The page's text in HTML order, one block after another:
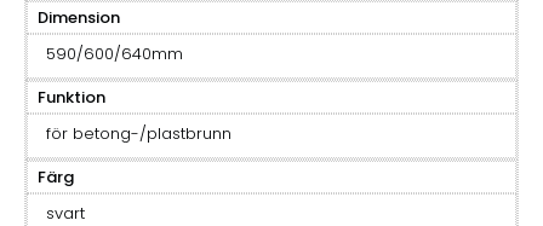
Dimension
590/600/640mm
Funktion
för betong-/plastbrunn
Färg
svart